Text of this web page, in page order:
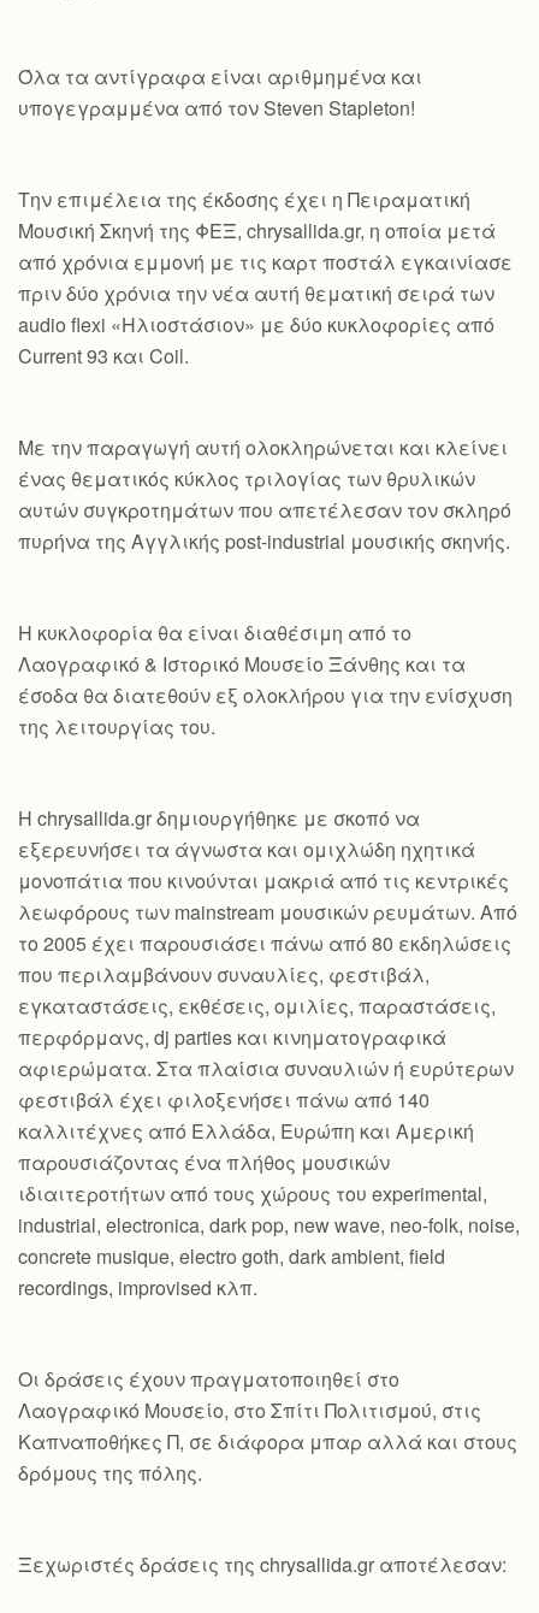
Όλα τα αντίγραφα είναι αριθμημένα και
υπογεγραμμένα από τον Steven Stapleton!
Την επιμέλεια της έκδοσης έχει η Πειραματική
Μουσική Σκηνή της ΦΕΞ, chrysallida.gr, η οποία μετά
από χρόνια εμμονή με τις καρτ ποστάλ εγκαινίασε
πριν δύο χρόνια την νέα αυτή θεματική σειρά των
audio flexi «Ηλιοστάσιον» με δύο κυκλοφορίες από
Current 93 και Coil.
Με την παραγωγή αυτή ολοκληρώνεται και κλείνει
ένας θεματικός κύκλος τριλογίας των θρυλικών
αυτών συγκροτημάτων που απετέλεσαν τον σκληρό
πυρήνα της Αγγλικής post-industrial μουσικής σκηνής.
Η κυκλοφορία θα είναι διαθέσιμη από το
Λαογραφικό & Ιστορικό Μουσείο Ξάνθης και τα
έσοδα θα διατεθούν εξ ολοκλήρου για την ενίσχυση
της λειτουργίας του.
Η chrysallida.gr δημιουργήθηκε με σκοπό να
εξερευνήσει τα άγνωστα και ομιχλώδη ηχητικά
μονοπάτια που κινούνται μακριά από τις κεντρικές
λεωφόρους των mainstream μουσικών ρευμάτων. Από
το 2005 έχει παρουσιάσει πάνω από 80 εκδηλώσεις
που περιλαμβάνουν συναυλίες, φεστιβάλ,
εγκαταστάσεις, εκθέσεις, ομιλίες, παραστάσεις,
περφόρμανς, dj parties και κινηματογραφικά
αφιερώματα. Στα πλαίσια συναυλιών ή ευρύτερων
φεστιβάλ έχει φιλοξενήσει πάνω από 140
καλλιτέχνες από Ελλάδα, Ευρώπη και Αμερική
παρουσιάζοντας ένα πλήθος μουσικών
ιδιαιτεροτήτων από τους χώρους του experimental,
industrial, electronica, dark pop, new wave, neo-folk, noise,
concrete musique, electro goth, dark ambient, field
recordings, improvised κλπ.
Οι δράσεις έχουν πραγματοποιηθεί στο
Λαογραφικό Μουσείο, στο Σπίτι Πολιτισμού, στις
Καπναποθήκες Π, σε διάφορα μπαρ αλλά και στους
δρόμους της πόλης.
Ξεχωριστές δράσεις της chrysallida.gr αποτέλεσαν: